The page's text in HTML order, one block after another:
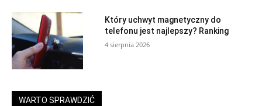
Który uchwyt magnetyczny do
telefonu jest najlepszy? Ranking
4 sierpnia 2026
WARTO SPRAWDZIĆ